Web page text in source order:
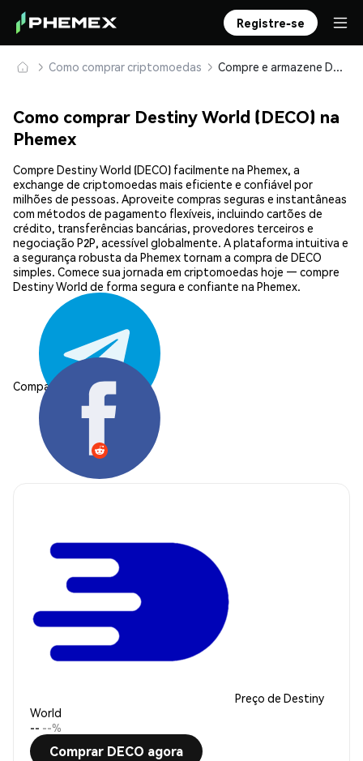
Registre-se
Como comprar criptomoedas Compre e armazene Destiny World (DECO) com segurança
Como comprar Destiny World (DECO) na
Phemex
Compre Destiny World (DECO) facilmente na Phemex, a
exchange de criptomoedas mais eficiente e confiável por
milhões de pessoas. Aproveite compras seguras e instantâneas
com métodos de pagamento flexíveis, incluindo cartões de
crédito, transferências bancárias, provedores terceiros e
negociação P2P, acessível globalmente. A plataforma intuitiva e
a segurança robusta da Phemex tornam a compra de DECO
simples. Comece sua jornada em criptomoedas hoje — compre
Destiny World de forma segura e confiante na Phemex.
Compartilhar:
Preço de Destiny
World
-- --%
Comprar DECO agora